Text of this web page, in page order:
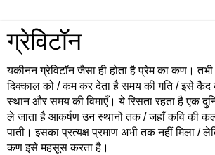
ग्रेविटॉन
यकीनन ग्रेविटॉन जैसा ही होता है प्रेम का कण। तभी
दिक्काल को / कम कर देता है समय की गति / इसे कैद
स्थान और समय की विमाएँ। ये रिसता रहता है एक
ले जाता है आकर्षण उन स्थानों तक / जहाँ कवि की
पाती। इसका प्रत्यक्ष प्रमाण अभी तक नहीं मिला /
कण इसे महसूस करता है।